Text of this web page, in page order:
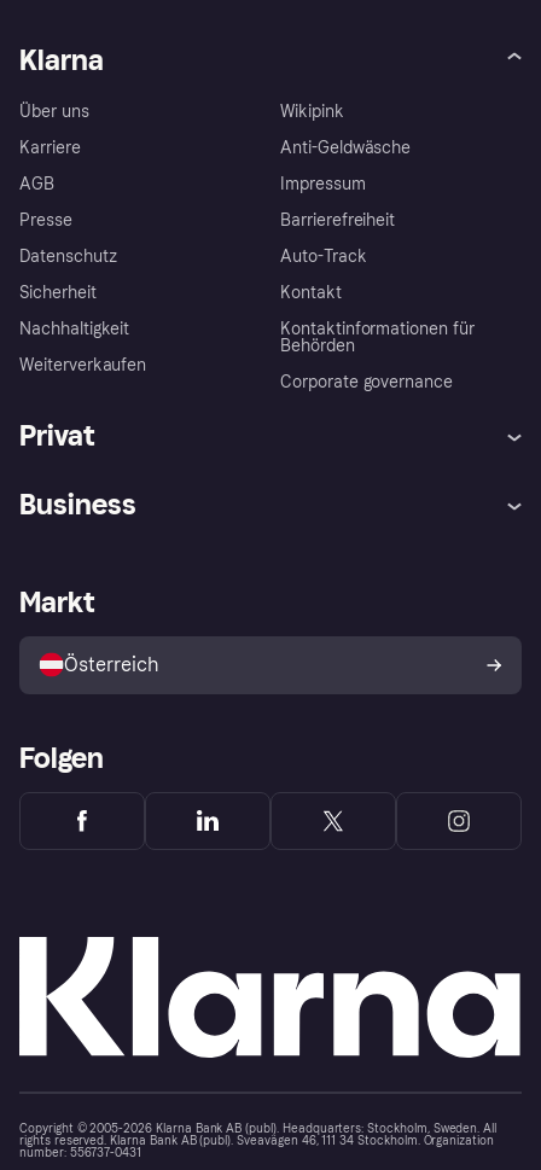
Klarna
Über uns
Karriere
AGB
Presse
Datenschutz
Sicherheit
Nachhaltigkeit
Weiterverkaufen
Wikipink
Anti-Geldwäsche
Impressum
Barrierefreiheit
Auto-Track
Kontakt
Kontaktinformationen für
Behörden
Corporate governance
Privat
Shops entdecken
Business
Händlerportal
Markt
Österreich
Folgen
Copyright © 2005-2026 Klarna Bank AB (publ). Headquarters: Stockholm, Sweden. All
rights reserved. Klarna Bank AB (publ). Sveavägen 46, 111 34 Stockholm. Organization
number: 556737-0431